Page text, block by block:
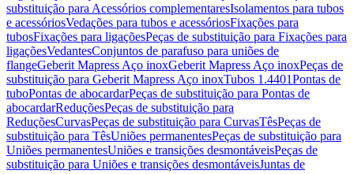
substituição para Acessórios complementaresIsolamentos para tubos
e acessóriosVedações para tubos e acessóriosFixações para
tubosFixações para ligaçõesPeças de substituição para Fixações para
ligaçõesVedantesConjuntos de parafuso para uniões de
flangeGeberit Mapress Aço inoxGeberit Mapress Aço inoxPeças de
substituição para Geberit Mapress Aço inoxTubos 1.4401Pontas de
tuboPontas de abocardarPeças de substituição para Pontas de
abocardarReduçõesPeças de substituição para
ReduçõesCurvasPeças de substituição para CurvasTêsPeças de
substituição para TêsUniões permanentesPeças de substituição para
Uniões permanentesUniões e transições desmontáveisPeças de
substituição para Uniões e transições desmontáveisJuntas de